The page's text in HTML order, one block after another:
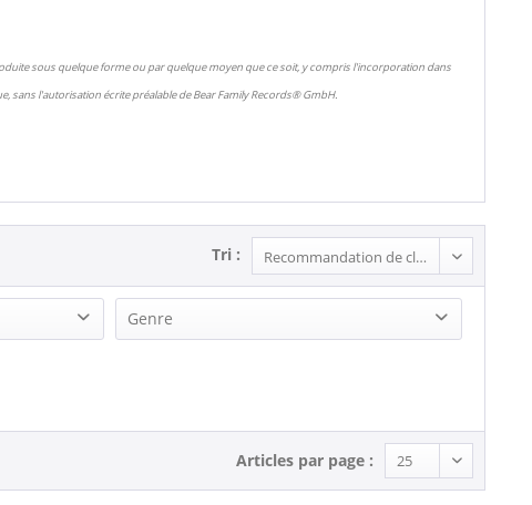
sous quelque forme ou par quelque moyen que ce soit, y compris l'incorporation dans
sans l'autorisation écrite préalable de Bear Family Records® GmbH.
Tri :
Genre
Articles par page :